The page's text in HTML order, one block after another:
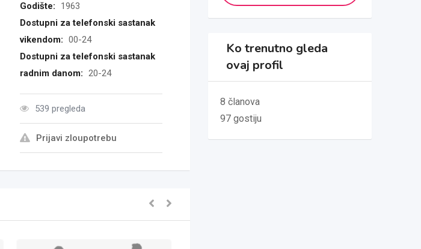
Godište:
1963
Dostupni za telefonski sastanak
vikendom: 00-24
Dostupni za telefonski sastanak
radnim danom: 20-24
539 pregleda
Prijavi zloupotrebu
Ko trenutno gleda
ovaj profil
8 članova
97 gostiju